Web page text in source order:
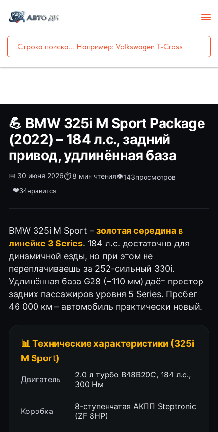
💪 BMW 325i M Sport Package
(2022) – 184 л.с., задний
привод, удлинённая база
📅 30 июня 2026⏱️ 8 мин чтения👁️143просмотров
❤️34нравится
BMW 325i M Sport – золотая середина в
линейке 3 Series. 184 л.с. достаточно для
динамичной езды, но при этом не
переплачиваешь за 252-сильный 330i.
Удлинённая база G28 (+110 мм) даёт простор
задних пассажиров уровня 5 Series. Пробег
46 000 км – автомобиль практически новый.
📊 Технические характеристики (325i
M Sport)
Двигатель
2.0 л турбо B48B20C, 184 л.с.,
300 Нм
Коробка
8-ступенчатая АКПП Steptronic
(ZF 8HP)